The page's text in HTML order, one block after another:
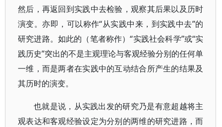
然后，再返回到实践中去检验，观察其后果以及历时
演变。亦即，可以称作“从实践中来，到实践中去”的
研究进路。如此的（笔者称作）“实践社会科学”或“实
践历史”突出的不是主观理论与客观经验分别的任何单
一维，而是两者在实践中的互动结合所产生的结果及
其历时的演变。
也就是说，从实践出发的研究乃是有意超越将主
观表达和客观经验设定为分别的两维的研究进路，而